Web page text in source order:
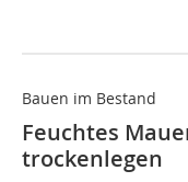
Bauen im Bestand
Feuchtes
trockenlegen